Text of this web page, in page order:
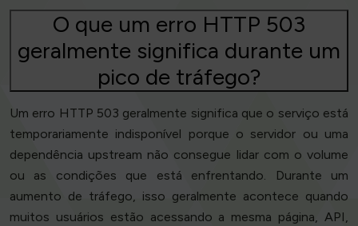
O que um erro HTTP 503
geralmente significa durante um
pico de tráfego?
Um erro HTTP 503 geralmente significa que o serviço está
temporariamente indisponível porque o servidor ou uma
dependência upstream não consegue lidar com o volume
ou as condições que está enfrentando. Durante um
aumento de tráfego, isso geralmente acontece quando
muitos usuários estão acessando a mesma página, API,